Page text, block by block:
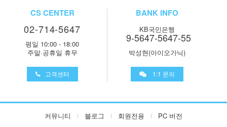
CS CENTER
02-714-5647
평일 10:00 - 18:00
주말·공휴일 휴무
고객센터
BANK INFO
KB국민은행
9-5647-5647-55
박성현(아이오가닉)
1:1 문의
커뮤니티 블로그 회원전용 PC 버전